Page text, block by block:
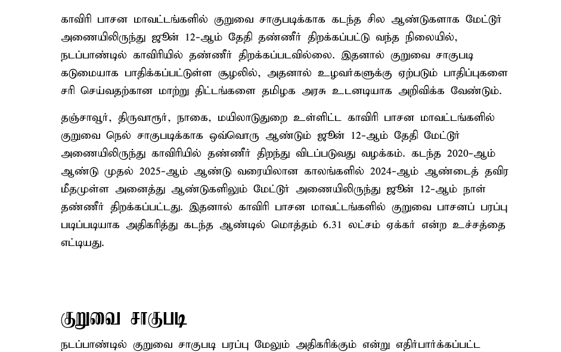
காவிரி பாசன மாவட்டங்களில் குறுவை சாகுபடிக்காக கடந்த சில ஆண்டுகளாக மேட்டூர்
அணையிலிருந்து ஜூன் 12-ஆம் தேதி தண்ணீர் திறக்கப்பட்டு வந்த நிலையில்,
நடப்பாண்டில் காவிரியில் தண்ணீர் திறக்கப்படவில்லை. இதனால் குறுவை சாகுபடி
கடுமையாக பாதிக்கப்பட்டுள்ள சூழலில், அதனால் உழவர்களுக்கு ஏற்படும் பாதிப்புகளை
சரி செய்வதற்கான மாற்று திட்டங்களை தமிழக அரசு உடனடியாக அறிவிக்க வேண்டும்.
தஞ்சாவூர், திருவாரூர், நாகை, மயிலாடுதுறை உள்ளிட்ட காவிரி பாசன மாவட்டங்களில்
குறுவை நெல் சாகுபடிக்காக ஒவ்வொரு ஆண்டும் ஜூன் 12-ஆம் தேதி மேட்டூர்
அணையிலிருந்து காவிரியில் தண்ணீர் திறந்து விடப்படுவது வழக்கம். கடந்த 2020-ஆம்
ஆண்டு முதல் 2025-ஆம் ஆண்டு வரையிலான காலங்களில் 2024-ஆம் ஆண்டைத் தவிர
மீதமுள்ள அனைத்து ஆண்டுகளிலும் மேட்டூர் அணையிலிருந்து ஜூன் 12-ஆம் நாள்
தண்ணீர் திறக்கப்பட்டது. இதனால் காவிரி பாசன மாவட்டங்களில் குறுவை பாசனப் பரப்பு
படிப்படியாக அதிகரித்து கடந்த ஆண்டில் மொத்தம் 6.31 லட்சம் ஏக்கர் என்ற உச்சத்தை
எட்டியது.
குறுவை சாகுபடி
நடப்பாண்டில் குறுவை சாகுபடி பரப்பு மேலும் அதிகரிக்கும் என்று எதிர்பார்க்கப்பட்ட